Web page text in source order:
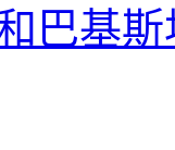
巴基